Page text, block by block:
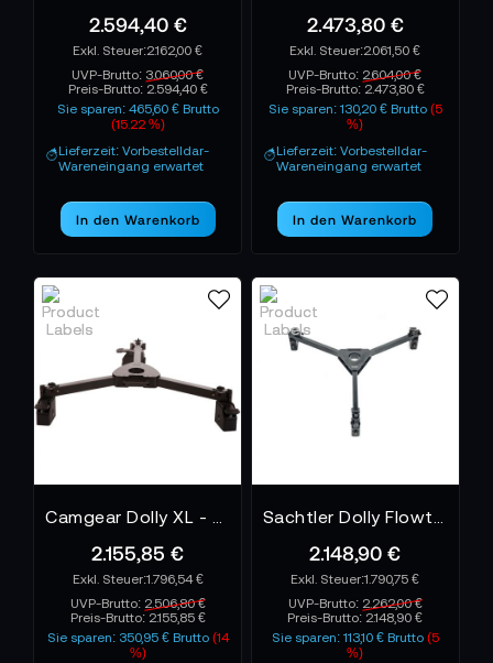
2.594,40 €
2.162,00 €
UVP-Brutto: 3.060,00 €
Preis-Brutto: 2.594,40 €
Sie sparen: 465,60 € Brutto
(15.22 %)
Lieferzeit: Vorbestelldar-
Wareneingang erwartet
In den Warenkorb
2.473,80 €
2.061,50 €
UVP-Brutto: 2.604,00 €
Preis-Brutto: 2.473,80 €
Sie sparen: 130,20 € Brutto (5
%)
Lieferzeit: Vorbestelldar-
Wareneingang erwartet
In den Warenkorb
2.155,85 €
1.796,54 €
UVP-Brutto: 2.506,80 €
Preis-Brutto: 2.155,85 €
Sie sparen: 350,95 € Brutto (14
%)
2.148,90 €
1.790,75 €
UVP-Brutto: 2.262,00 €
Preis-Brutto: 2.148,90 €
Sie sparen: 113,10 € Brutto (5
%)